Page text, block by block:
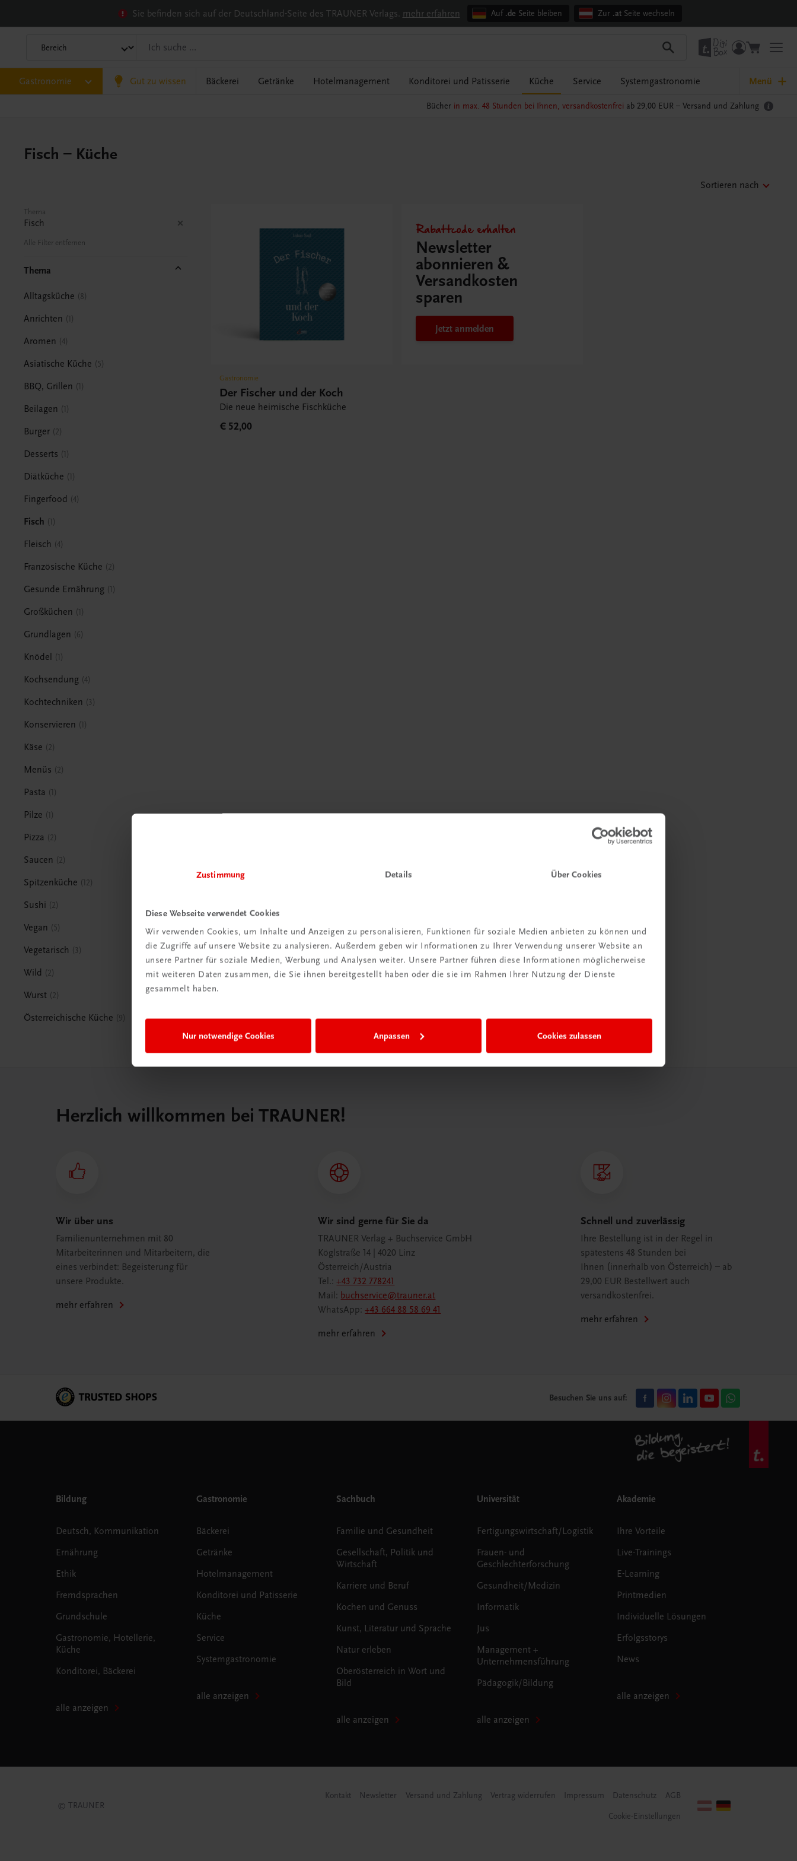
Zustimmung Details Über Cookies
Diese Webseite verwendet Cookies
Wir verwenden Cookies, um Inhalte und Anzeigen zu personalisieren, Funktionen für soziale Medien anbieten zu können und
die Zugriffe auf unsere Website zu analysieren. Außerdem geben wir Informationen zu Ihrer Verwendung unserer Website an
unsere Partner für soziale Medien, Werbung und Analysen weiter. Unsere Partner führen diese Informationen möglicherweise
mit weiteren Daten zusammen, die Sie ihnen bereitgestellt haben oder die sie im Rahmen Ihrer Nutzung der Dienste
gesammelt haben.
Nur notwendige Cookies Anpassen Cookies zulassen
Sie befinden sich auf der Deutschland-Seite des TRAUNER Verlags. mehr erfahren Auf .de Seite bleiben Zur .atSeite wechseln
Gastronomie Gut zu wissen Bäckerei Getränke Hotelmanagement Konditorei und Patisserie Küche Service Systemgastronomie Menü
Bücher in max. 48 Stunden bei Ihnen, versandkostenfrei ab 29,00 EUR – Versand und Zahlung
Fisch – Küche
Sortieren nach
Thema
Fisch
Alle Filter entfernen
Thema
Alltagsküche 8
Anrichten 1
Aromen 4
Asiatische Küche 5
BBQ, Grillen 1
Beilagen 1
Burger 2
Desserts 1
Diätküche 1
Fingerfood 4
Fisch 1
Fleisch 4
Französische Küche 2
Gesunde Ernährung 1
Großküchen 1
Grundlagen 6
Knödel 1
Kochsendung 4
Kochtechniken 3
Konservieren 1
Käse 2
Menüs 2
Pasta 1
Pilze 1
Pizza 2
Saucen 2
Spitzenküche 12
Sushi 2
Vegan 5
Vegetarisch 3
Wild 2
Wurst 2
Österreichische Küche 9
Gastronomie
Der Fischer und der Koch
Die neue heimische Fischküche
€ 52,00
Rabattcode erhalten
Newsletter
abonnieren &
Versandkosten
sparen
Jetzt anmelden
Herzlich willkommen bei TRAUNER!
Wir über uns
Familienunternehmen mit 80
Mitarbeiterinnen und Mitarbeitern, die
eines verbindet: Begeisterung für
unsere Produkte.
mehr erfahren
Wir sind gerne für Sie da
TRAUNER Verlag + Buchservice GmbH
Köglstraße 14 | 4020 Linz
Österreich/Austria
Tel.:+43 732 778241
Mail: buchservice@trauner.at
WhatsApp:+43 664 88 58 69 41
mehr erfahren
Schnell und zuverlässig
Ihre Bestellung ist in der Regel in
spätestens 48 Stunden bei
Ihnen (innerhalb von Österreich) – ab
29,00 EUR Bestellwert auch
versandkostenfrei.
mehr erfahren
Besuchen Sie uns auf:
Bildung
Deutsch, Kommunikation
Ernährung
Ethik
Fremdsprachen
Grundschule
Gastronomie, Hotellerie,
Küche
Konditorei, Bäckerei
alle anzeigen
Gastronomie
Bäckerei
Getränke
Hotelmanagement
Konditorei und Patisserie
Küche
Service
Systemgastronomie
alle anzeigen
Sachbuch
Familie und Gesundheit
Gesellschaft, Politik und
Wirtschaft
Karriere und Beruf
Kochen und Genuss
Kunst, Literatur und Sprache
Natur erleben
Oberösterreich in Wort und
Bild
alle anzeigen
Universität
Fertigungswirtschaft/Logistik
Frauen- und
Geschlechterforschung
Gesundheit/Medizin
Informatik
Jus
Management +
Unternehmensführung
Pädagogik/Bildung
alle anzeigen
Akademie
Ihre Vorteile
Live-Trainings
E-Learning
Printmedien
Individuelle Lösungen
Erfolgsstorys
News
alle anzeigen
© TRAUNER
Kontakt Newsletter Versand und Zahlung Vertrag widerrufen Impressum Datenschutz AGB
Cookie-Einstellungen